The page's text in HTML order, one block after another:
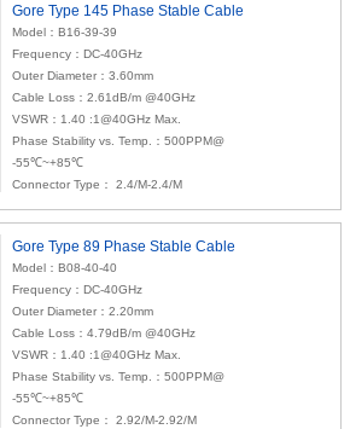
Gore Type 145 Phase Stable Cable
Model：B16-39-39
Frequency：DC-40GHz
Outer Diameter：3.60mm
Cable Loss：2.61dB/m @40GHz
VSWR：1.40 :1@40GHz Max.
Phase Stability vs. Temp.：500PPM@
-55℃~+85℃
Connector Type： 2.4/M-2.4/M
Gore Type 89 Phase Stable Cable
Model：B08-40-40
Frequency：DC-40GHz
Outer Diameter：2.20mm
Cable Loss：4.79dB/m @40GHz
VSWR：1.40 :1@40GHz Max.
Phase Stability vs. Temp.：500PPM@
-55℃~+85℃
Connector Type： 2.92/M-2.92/M